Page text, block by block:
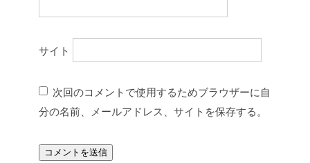
サイト
次回のコメントで使用するためブラウザーに自
分の名前、メールアドレス、サイトを保存する。